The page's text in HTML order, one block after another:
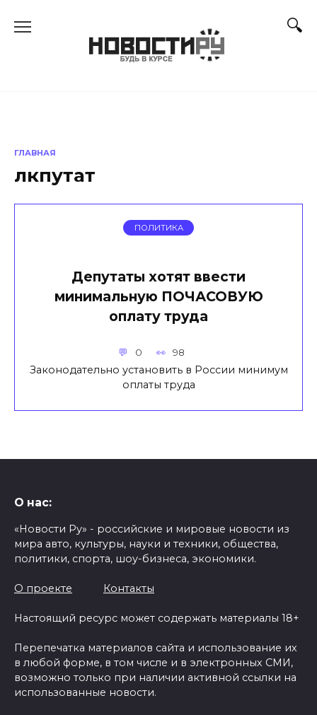
ГЛАВНАЯ
лкпутат
ПОЛИТИКА
Депутаты хотят ввести
минимальную ПОЧАСОВУЮ
оплату труда
0 98
Законодательно установить в России минимум
оплаты труда
О нас:
«Новости Ру» - российские и мировые новости из
мира авто, культуры, науки и техники, общества,
политики, спорта, шоу-бизнеса, экономики.
О проекте Контакты
Настоящий ресурс может содержать материалы 18+
Перепечатка материалов сайта и использование их
в любой форме, в том числе и в электронных СМИ,
возможно только при наличии активной ссылки на
использованные новости.